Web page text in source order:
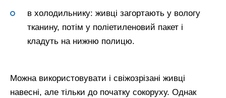
в холодильнику: живці загортають у вологу
тканину, потім у поліетиленовий пакет і
кладуть на нижню полицю.
Можна використовувати і свіжозрізані живці
навесні, але тільки до початку сокоруху. Однак